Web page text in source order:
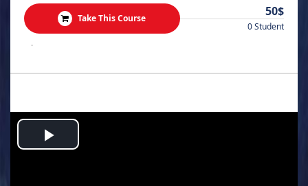
Take This Course 50$
0 Student
.
Play